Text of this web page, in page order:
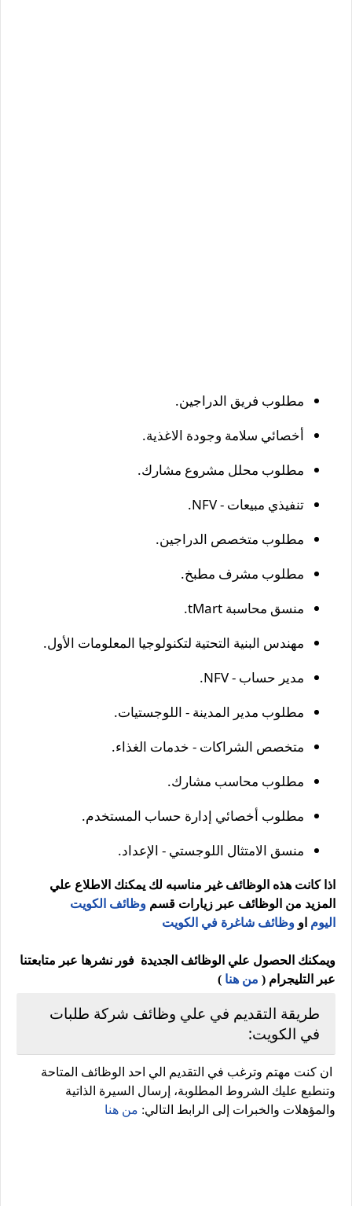
مطلوب فريق الدراجين.
أخصائي سلامة وجودة الاغذية.
مطلوب محلل مشروع مشارك.
تنفيذي مبيعات - NFV.
مطلوب متخصص الدراجين.
مطلوب مشرف مطبخ.
منسق محاسبة tMart.
مهندس البنية التحتية لتكنولوجيا المعلومات الأول.
مدير حساب - NFV.
مطلوب مدير المدينة - اللوجستيات.
متخصص الشراكات - خدمات الغذاء.
مطلوب محاسب مشارك.
مطلوب أخصائي إدارة حساب المستخدم.
منسق الامتثال اللوجستي - الإعداد.
اذا كانت هذه الوظائف غير مناسبه لك يمكنك الاطلاع علي
المزيد من الوظائف عبر زيارات قسم وظائف الكويت
اليوم او وظائف شاغرة في الكويت
ويمكنك الحصول علي الوظائف الجديدة فور نشرها عبر متابعتنا
عبر التليجرام ( من هنا )
طريقة التقديم في علي وظائف شركة طلبات
في الكويت:
ان كنت مهتم وترغب في التقديم الي احد الوظائف المتاحة
وتنطبع عليك الشروط المطلوبة، إرسال السيرة الذاتية
والمؤهلات والخبرات إلى الرابط التالي: من هنا